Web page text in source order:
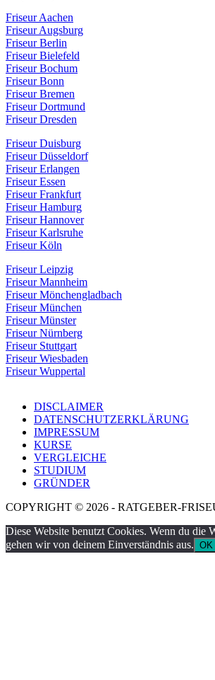
Friseur Aachen
Friseur Augsburg
Friseur Berlin
Friseur Bielefeld
Friseur Bochum
Friseur Bonn
Friseur Bremen
Friseur Dortmund
Friseur Dresden
Friseur Duisburg
Friseur Düsseldorf
Friseur Erlangen
Friseur Essen
Friseur Frankfurt
Friseur Hamburg
Friseur Hannover
Friseur Karlsruhe
Friseur Köln
Friseur Leipzig
Friseur Mannheim
Friseur Mönchengladbach
Friseur München
Friseur Münster
Friseur Nürnberg
Friseur Stuttgart
Friseur Wiesbaden
Friseur Wuppertal
DISCLAIMER
DATENSCHUTZERKLÄRUNG
IMPRESSUM
KURSE
VERGLEICHE
STUDIUM
GRÜNDER
COPYRIGHT © 2026 - RATGEBER-
Diese Website benutzt Cookies. Wenn du die
gehen wir von deinem Einverständnis aus. OK